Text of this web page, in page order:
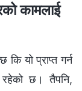
कामलाई
यो प्राप्त गर्न
रहेको छ। तैपनि,